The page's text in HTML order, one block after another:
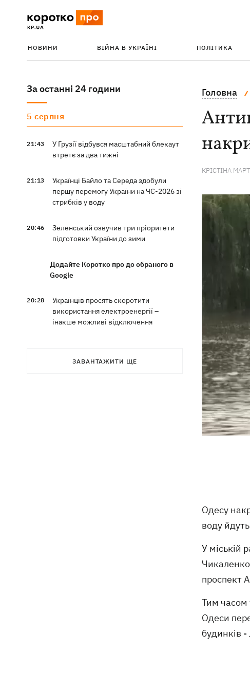
НОВИНИ ВІЙНА В УКРАЇНІ ПОЛІТИКА
За останні 24 години
5 серпня
21:43
У Грузії відбувся масштабний блекаут
втретє за два тижні
21:13
Українці Байло та Середа здобули
першу перемогу України на ЧЄ-2026 зі
стрибків у воду
20:46
Зеленський озвучив три пріоритети
підготовки України до зими
Додайте Коротко про до обраного в
Google
20:28
Українців просять скоротити
використання електроенергії –
інакше можливі відключення
блискавки просто на полі
ЗАВАНТАЖИТИ ЩЕ
Головна
КРІСТІНА
Одесу
воду
У міській
проспект
Тим часом
Одеси
будинків -